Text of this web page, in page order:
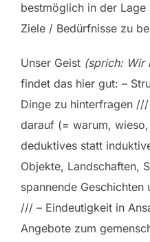
bestmöglich in der
Ziele / Bedürfnisse zu
Unser Geist (sprich: Wir
findet das hier gut: –
Dinge zu hinterfragen
darauf (= warum,
deduktives statt
Objekte, Landschaften,
spannende Geschichten
/// – Eindeutigkeit in
Angebote zum